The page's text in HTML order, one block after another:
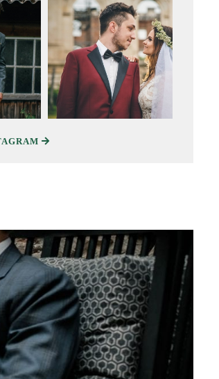
iedere dag en al jaren. Meer
kwaliteit!"